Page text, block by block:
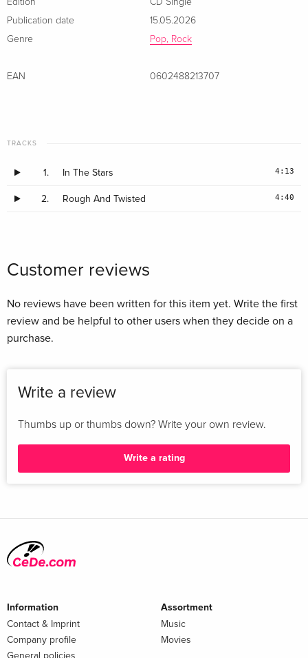
Das Album folgt weniger als drei Jahre nach dem vielfach
ausgezeichneten Vorgänger Hackney Diamonds, der
Edition
CD Single
Publication date
15.05.2026
Genre
Pop, Rock
EAN 0602488213707
TRACKS
1. In The Stars 4:13
2. Rough And Twisted 4:40
Customer reviews
No reviews have been written for this item yet. Write the first
review and be helpful to other users when they decide on a
purchase.
Write a review
Thumbs up or thumbs down? Write your own review.
Write a rating
Information
Contact & Imprint
Company profile
Assortment
Music
Movies